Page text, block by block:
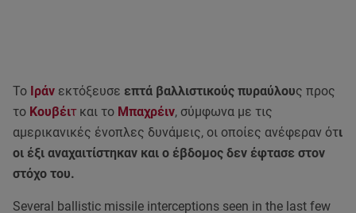
Το Ιράν εκτόξευσε επτά βαλλιστικούς πυραύλους προς
το Κουβέιτκαι το Μπαχρέιν, σύμφωνα με τις
αμερικανικές ένοπλες δυνάμεις, οι οποίες ανέφεραν ότι
οι έξι αναχαιτίστηκαν και ο έβδομος δεν έφτασε στον
στόχο του.
Several ballistic missile interceptions seen in the last few